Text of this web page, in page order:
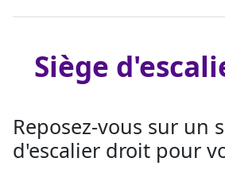
Siège
Reposez-vous sur un
d'escalier droit pour